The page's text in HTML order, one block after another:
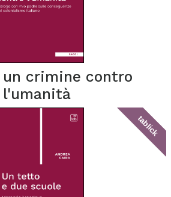
un crimine contro
l'umanità
tablick